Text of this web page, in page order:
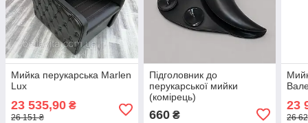
Мийка перукарська Marlen
Lux
23 535,90 ₴
26 151 ₴
Підголовник до
перукарської мийки
(комірець)
660₴
23
26